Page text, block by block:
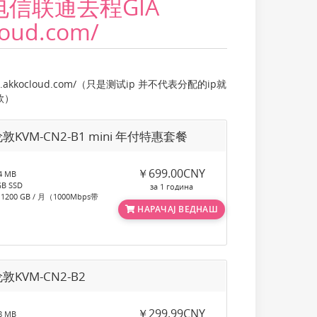
信联通去程GIA
（只是测试ip 并不代表分配的ip就
KVM-CN2-B1 mini 年付特惠套餐
MB
SSD
GB / 月（1000Mbps带
￥699.00CNY
за 1 година
НАРАЧАЈ ВЕДНАШ
KVM-CN2-B2
MB ￥299.99CNY